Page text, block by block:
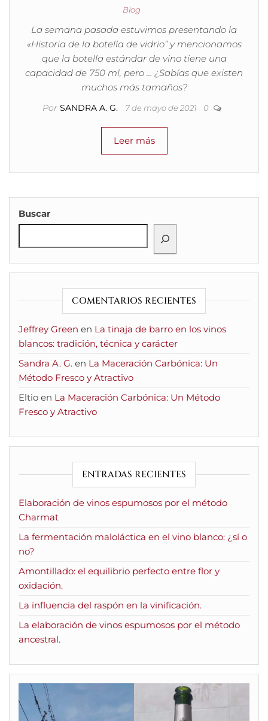
Blog
La semana pasada estuvimos presentando la
«Historia de la botella de vidrio” y mencionamos
que la botella estándar de vino tiene una
capacidad de 750 ml, pero … ¿Sabías que existen
muchos más tamaños?
Por SANDRA A. G. 7 de mayo de 2021 0
Leer más
Buscar
COMENTARIOS RECIENTES
Jeffrey Green en La tinaja de barro en los vinos
blancos: tradición, técnica y carácter
Sandra A. G. en La Maceración Carbónica: Un
Método Fresco y Atractivo
Eltio en La Maceración Carbónica: Un Método
Fresco y Atractivo
ENTRADAS RECIENTES
Elaboración de vinos espumosos por el método
Charmat
La fermentación maloláctica en el vino blanco: ¿sí o
no?
Amontillado: el equilibrio perfecto entre flor y
oxidación.
La influencia del raspón en la vinificación.
La elaboración de vinos espumosos por el método
ancestral.